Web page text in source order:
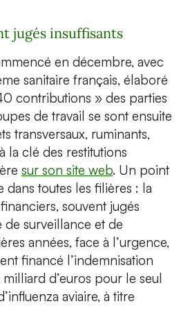
jugés insuffisants
en décembre, avec
sanitaire français, élaboré
contributions » des parties
de travail se sont ensuite
transversaux, ruminants,
la clé des restitutions
sur son site web. Un point
dans toutes les filières : la
souvent jugés
de surveillance et de
années, face à l’urgence,
financé l’indemnisation
d’euros pour le seul
aviaire, à titre